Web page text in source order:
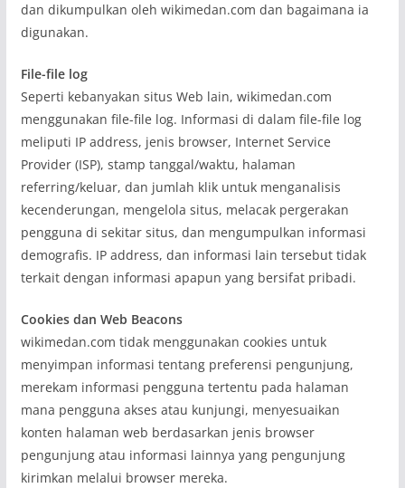
dan dikumpulkan oleh wikimedan.com dan bagaimana ia
digunakan.
File-file log
Seperti kebanyakan situs Web lain, wikimedan.com
menggunakan file-file log. Informasi di dalam file-file log
meliputi IP address, jenis browser, Internet Service
Provider (ISP), stamp tanggal/waktu, halaman
referring/keluar, dan jumlah klik untuk menganalisis
kecenderungan, mengelola situs, melacak pergerakan
pengguna di sekitar situs, dan mengumpulkan informasi
demografis. IP address, dan informasi lain tersebut tidak
terkait dengan informasi apapun yang bersifat pribadi.
Cookies dan Web Beacons
wikimedan.com tidak menggunakan cookies untuk
menyimpan informasi tentang preferensi pengunjung,
merekam informasi pengguna tertentu pada halaman
mana pengguna akses atau kunjungi, menyesuaikan
konten halaman web berdasarkan jenis browser
pengunjung atau informasi lainnya yang pengunjung
kirimkan melalui browser mereka.